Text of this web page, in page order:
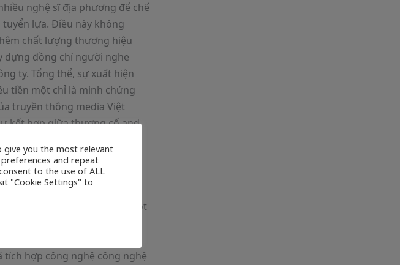
nghệ sĩ địa phương để chế
lựa. Điều này không
chất lượng thương hiệu
dựng đồng chí người nghe
ty. Tổng thể, sự xuất hiện
tiền một chỉ là minh chứng
truyền thông media Việt
kết hợp giữa thượng cổ and
đặc trưng riêng qua phần
vàng 18k bao nhiêu tiền một
rộng rãi trở thành thành,
tích hợp công nghệ công nghệ
give you the most relevant
and repeat
to the use of ALL
"Cookie Settings" to